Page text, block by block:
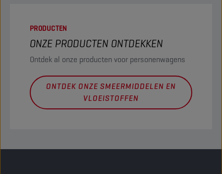
PRODUCTEN
ONZE PRODUCTEN ONTDEKKEN
Ontdek al onze producten voor personenwagens
ONTDEK ONZE SMEERMIDDELEN EN
VLOEISTOFFEN